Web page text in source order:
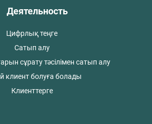
Деятельность
Цифрлық теңге
Сатып алу
сұрату тәсілімен сатып алу
клиент болуға болады
Клиенттерге